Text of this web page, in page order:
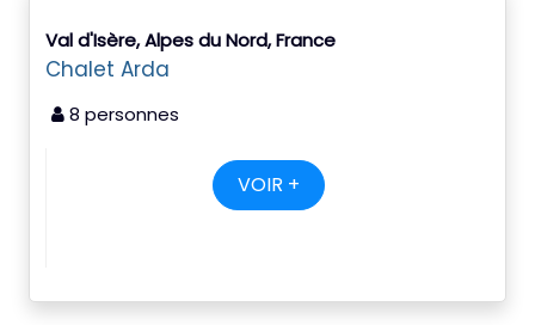
Val d'Isère, Alpes du Nord, France
Chalet Arda
8 personnes
VOIR +